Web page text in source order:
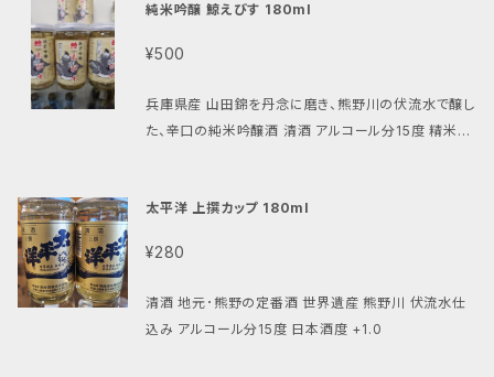
きりとした飲み口の日本酒です。
純米吟醸 鯨えびす 180ml
¥500
兵庫県産 山田錦を丹念に磨き、熊野川の伏流水で醸し
た、辛口の純米吟醸酒 清酒 アルコール分15度 精米歩
太平洋 上撰カップ 180ml
¥280
清酒 地元･熊野の定番酒 世界遺産 熊野川 伏流水仕
込み アルコール分15度 日本酒度 +1.0